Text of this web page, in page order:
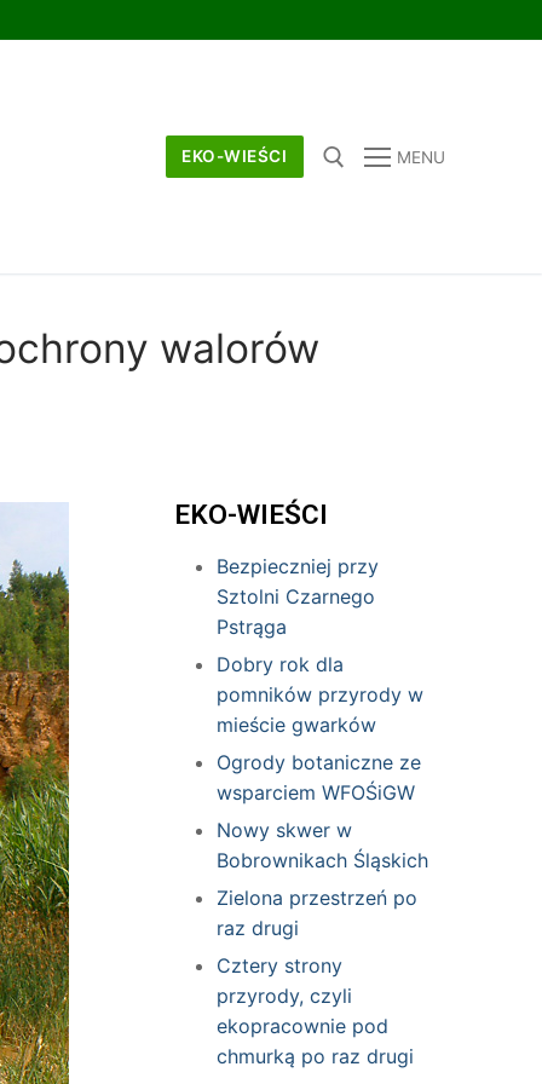
EKO-WIEŚCI MENU
walorów
EKO-WIEŚCI
Bezpieczniej przy
Sztolni Czarnego
Pstrąga
Dobry rok dla
pomników przyrody w
mieście gwarków
Ogrody botaniczne ze
wsparciem WFOŚiGW
Nowy skwer w
Bobrownikach Śląskich
Zielona przestrzeń po
raz drugi
Cztery strony
przyrody, czyli
ekopracownie pod
chmurką po raz drugi